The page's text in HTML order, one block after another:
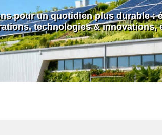
pour un quotidien plus durable :
technologies & innovations,